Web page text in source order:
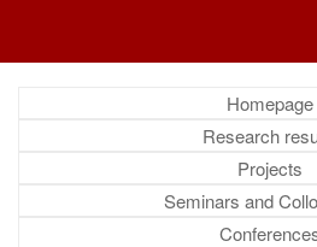
Homepage
Research
Projects
Seminars and